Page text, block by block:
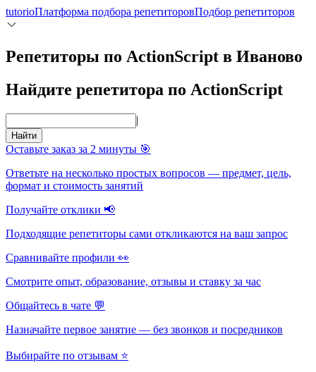
tutorioПлатформа подбора репетиторовПодбор репетиторов
Репетиторы по ActionScript в Иваново
Найдите репетитора по ActionScript
|
Найти
Оставьте заказ за 2 минуты 🎯
Ответьте на несколько простых вопросов — предмет, цель,
формат и стоимость занятий
Получайте отклики 📢
Подходящие репетиторы сами откликаются на ваш запрос
Сравнивайте профили 👀
Смотрите опыт, образование, отзывы и ставку за час
Общайтесь в чате 💬
Назначайте первое занятие — без звонков и посредников
Выбирайте по отзывам ⭐